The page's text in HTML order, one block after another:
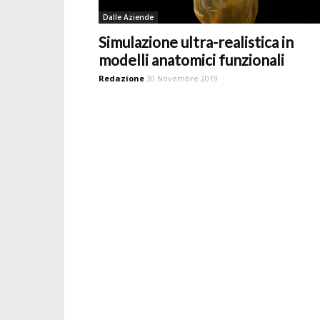
Dalle Aziende
Simulazione ultra-realistica in
modelli anatomici funzionali
Redazione 30 Novembre 2019